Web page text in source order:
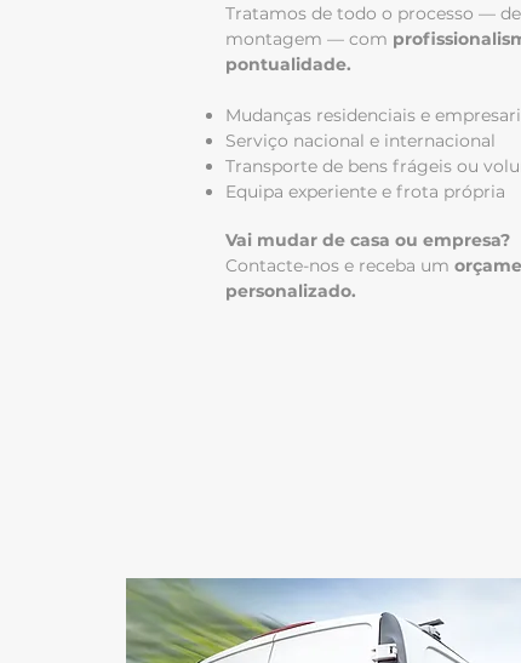
Tratamos de todo o processo —
montagem — com
pontualidade.
Mudanças residenciais e
Serviço nacional e internacional
Transporte de bens frágeis ou
Equipa experiente e frota própria
Vai mudar de casa ou empresa?
Contacte-nos e receba um
personalizado.